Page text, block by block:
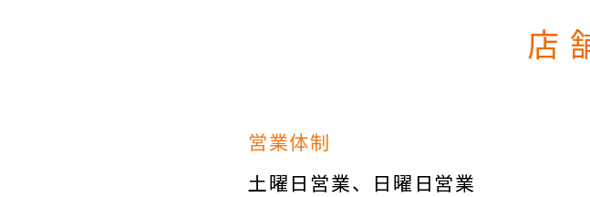
店
営業体制
土曜日営業
日曜日営業